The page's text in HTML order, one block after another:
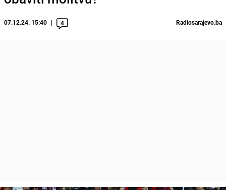
07.12.24. 15:40 4 Radiosarajevo.ba